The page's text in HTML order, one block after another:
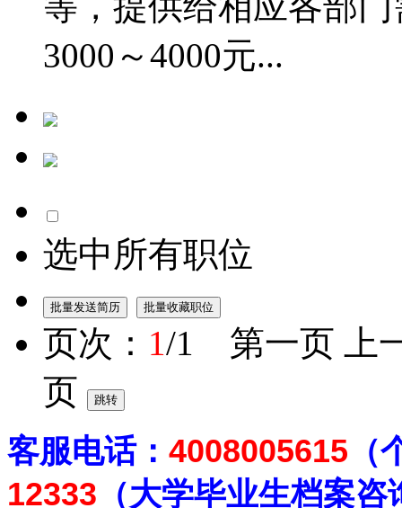
3000～4000元...
选中所有职位
页次： 1/1 第一页 上
页
客服电话： 4008005615
12333 （大学毕业生档案咨